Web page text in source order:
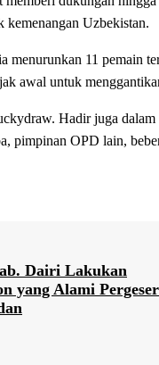
kemenangan Uzbekistan.
menurunkan 11 pemain
awal untuk
Hadir juga
pimpinan OPD lain,
Dairi Lakukan
yang Alami